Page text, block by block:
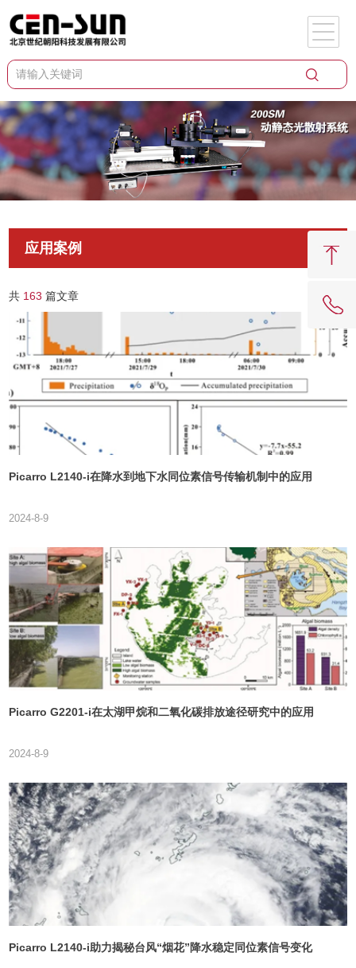
应用案例
共 163 篇文章
Picarro L2140-i在降水到地下水同位素信号传输机制中的应用
2024-8-9
Picarro G2201-i在太湖甲烷和二氧化碳排放途径研究中的应用
2024-8-9
Picarro L2140-i助力揭秘台风“烟花”降水稳定同位素信号变化
62081909